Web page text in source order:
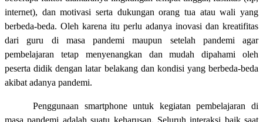
internet), dan motivasi serta dukungan orang tua atau wali yang
berbeda-beda. Oleh karena itu perlu adanya inovasi dan kreatifitas
dari guru di masa pandemi maupun setelah pandemi agar
pembelajaran tetap menyenangkan dan mudah dipahami oleh
peserta didik dengan latar belakang dan kondisi yang berbeda-beda
akibat adanya pandemi.
Penggunaan smartphone untuk kegiatan pembelajaran di
masa pandemi adalah suatu keharusan. Seluruh interaksi baik saat